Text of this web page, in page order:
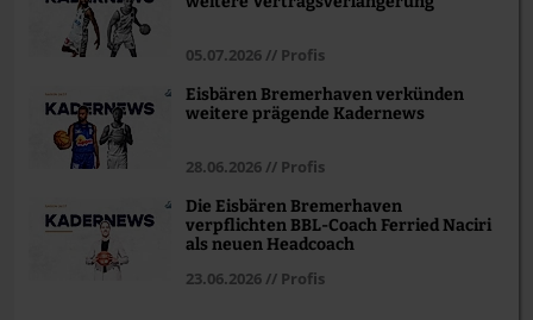
05.07.2026 // Profis
Eisbären Bremerhaven verkünden
weitere prägende Kadernews
28.06.2026 // Profis
Die Eisbären Bremerhaven
verpflichten BBL-Coach Ferried Naciri
als neuen Headcoach
23.06.2026 // Profis